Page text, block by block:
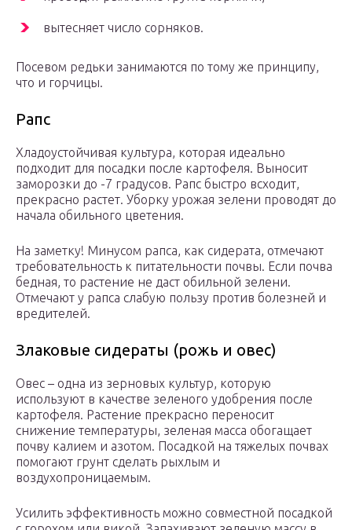
вытесняет число сорняков.
Посевом редьки занимаются по тому же принципу,
что и горчицы.
Рапс
Хладоустойчивая культура, которая идеально
подходит для посадки после картофеля. Выносит
заморозки до -7 градусов. Рапс быстро всходит,
прекрасно растет. Уборку урожая зелени проводят до
начала обильного цветения.
На заметку! Минусом рапса, как сидерата, отмечают
требовательность к питательности почвы. Если почва
бедная, то растение не даст обильной зелени.
Отмечают у рапса слабую пользу против болезней и
вредителей.
Злаковые сидераты (рожь и овес)
Овес – одна из зерновых культур, которую
используют в качестве зеленого удобрения после
картофеля. Растение прекрасно переносит
снижение температуры, зеленая масса обогащает
почву калием и азотом. Посадкой на тяжелых почвах
помогают грунт сделать рыхлым и
воздухопроницаемым.
Усилить эффективность можно совместной посадкой